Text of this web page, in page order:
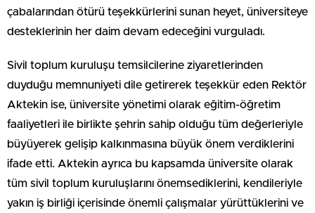
çabalarından ötürü teşekkürlerini sunan heyet, üniversiteye
desteklerinin her daim devam edeceğini vurguladı.
Sivil toplum kuruluşu temsilcilerine ziyaretlerinden
duyduğu memnuniyeti dile getirerek teşekkür eden Rektör
Aktekin ise, üniversite yönetimi olarak eğitim-öğretim
faaliyetleri ile birlikte şehrin sahip olduğu tüm değerleriyle
büyüyerek gelişip kalkınmasına büyük önem verdiklerini
ifade etti. Aktekin ayrıca bu kapsamda üniversite olarak
tüm sivil toplum kuruluşlarını önemsediklerini, kendileriyle
yakın iş birliği içerisinde önemli çalışmalar yürüttüklerini ve